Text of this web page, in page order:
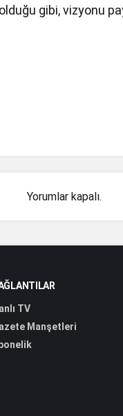
gibi, vizyonu
Yorumlar kapalı.
TV
Manşetleri